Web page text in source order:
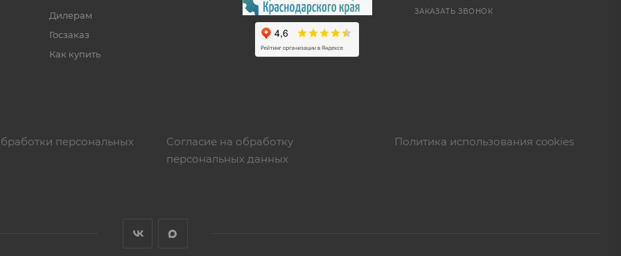
Дилерам
Госзаказ
Как купить
ЗАКАЗАТЬ ЗВОНОК
персональных
Согласие на обработку
персональных данных
Политика использования cookies